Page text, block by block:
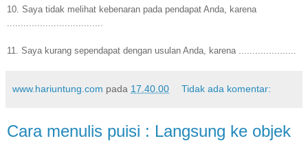
10. Saya tidak melihat kebenaran pada pendapat Anda, karena
11. Saya kurang sependapat dengan usulan Anda, karena .....................
www.hariuntung.com pada 17.40.00 Tidak ada komentar:
Cara menulis puisi : Langsung ke objek